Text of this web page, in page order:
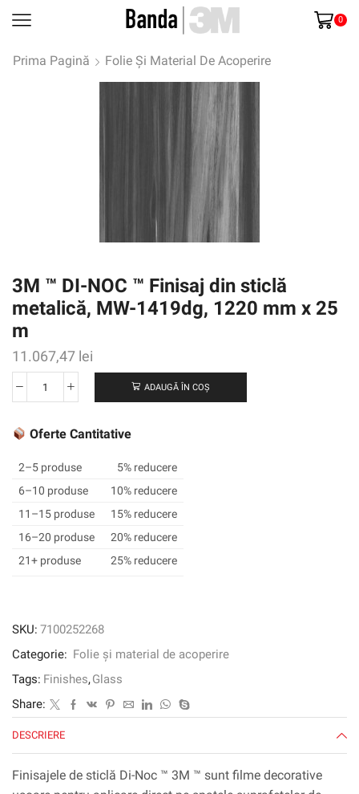
0
Prima Pagină Folie Și Material De Acoperire
3M ™ DI-NOC ™ Finisaj din sticlă
metalică, MW-1419dg, 1220 mm x 25
m
11.067,47 lei
Cantitate
™
NOC
Finisaj
din
sticlă
metalică,
mm
25
m
ADAUGĂ ÎN COȘ
Oferte Cantitative
2–5 produse
5% reducere
6–10 produse
10% reducere
11–15 produse
15% reducere
16–20 produse
20% reducere
21+ produse
25% reducere
SKU: 7100252268
Categorie: Folie și material de acoperire
Tags: Finishes,Glass
Share:
DESCRIERE
Finisajele de sticlă Di-Noc ™ 3M ™ sunt filme decorative